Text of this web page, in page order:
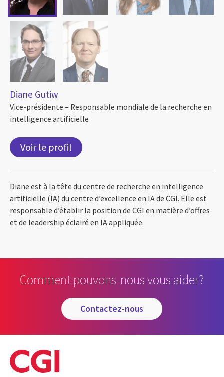
Diane Gutiw
Vice-présidente – Responsable mondiale de la recherche en
intelligence artificielle
Voir le profil
Diane est à la tête du centre de recherche en intelligence
artificielle (IA) du centre d’excellence en IA de CGI. Elle est
responsable d’établir la position de CGI en matière d’offres
et de leadership éclairé en IA appliquée.
Comment pouvons-nous vous aider?
contactez-nous